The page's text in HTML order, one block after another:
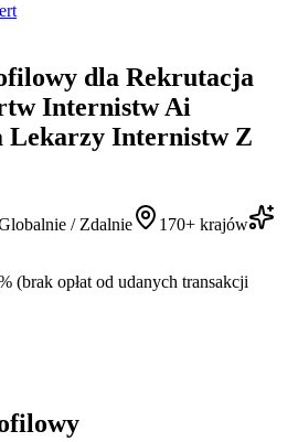
dla Rekrutacja
Internistw Ai
Lekarzy Internistw Z
/ Zdalnie
170+ krajów
(brak opłat od udanych transakcji